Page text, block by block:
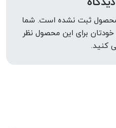
محصول ثبت نشده است. شما
برای این محصول نظر
کنید.